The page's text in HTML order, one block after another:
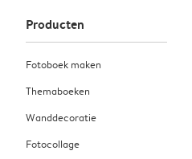
Producten
Fotoboek maken
Themaboeken
Wanddecoratie
Fotocollage